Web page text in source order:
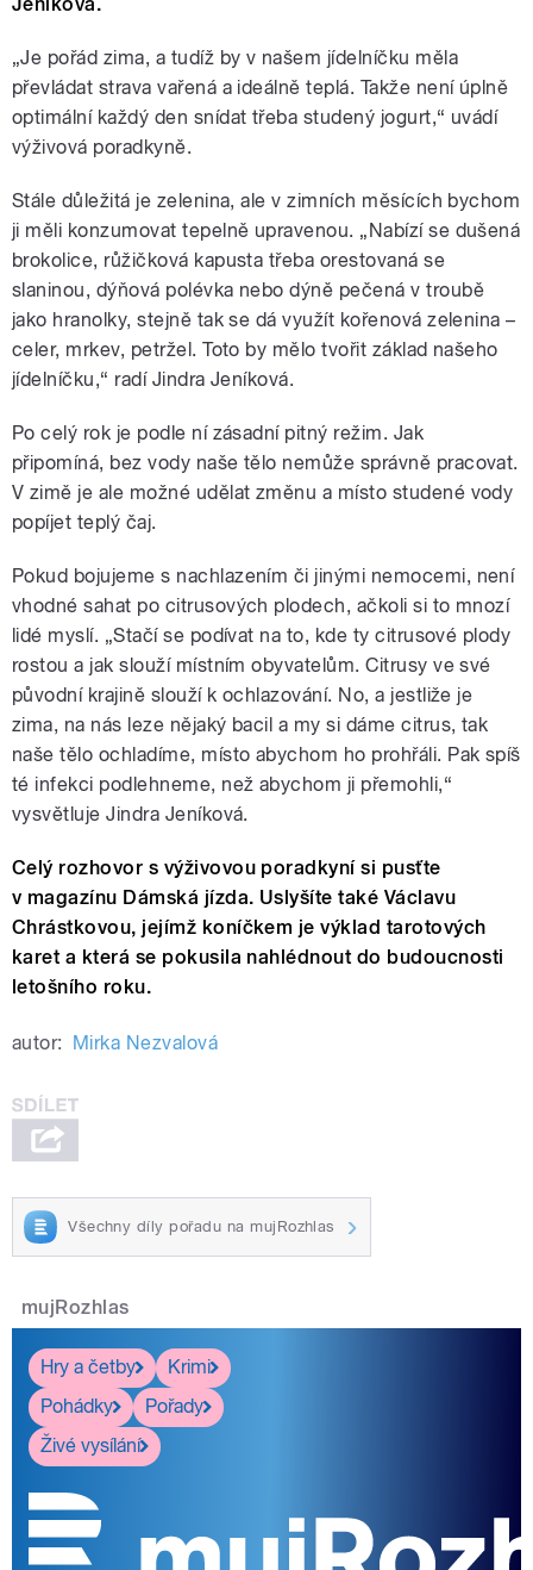
„Je pořád zima, a tudíž by v našem jídelníčku měla
převládat strava vařená a ideálně teplá. Takže není úplně
optimální každý den snídat třeba studený jogurt,“ uvádí
výživová poradkyně.
Stále důležitá je zelenina, ale v zimních měsících bychom
ji měli konzumovat tepelně upravenou. „Nabízí se dušená
brokolice, růžičková kapusta třeba orestovaná se
slaninou, dýňová polévka nebo dýně pečená v troubě
jako hranolky, stejně tak se dá využít kořenová zelenina –
celer, mrkev, petržel. Toto by mělo tvořit základ našeho
jídelníčku,“ radí Jindra Jeníková.
Po celý rok je podle ní zásadní pitný režim. Jak
připomíná, bez vody naše tělo nemůže správně pracovat.
V zimě je ale možné udělat změnu a místo studené vody
popíjet teplý čaj.
Pokud bojujeme s nachlazením či jinými nemocemi, není
vhodné sahat po citrusových plodech, ačkoli si to mnozí
lidé myslí. „Stačí se podívat na to, kde ty citrusové plody
rostou a jak slouží místním obyvatelům. Citrusy ve své
původní krajině slouží k ochlazování. No, a jestliže je
zima, na nás leze nějaký bacil a my si dáme citrus, tak
naše tělo ochladíme, místo abychom ho prohřáli. Pak spíš
té infekci podlehneme, než abychom ji přemohli,“
vysvětluje Jindra Jeníková.
Celý rozhovor s výživovou poradkyní si pusťte
v magazínu Dámská jízda. Uslyšíte také Václavu
Chrástkovou, jejímž koníčkem je výklad tarotových
karet a která se pokusila nahlédnout do budoucnosti
letošního roku.
autor: Mirka Nezvalová
Všechny díly pořadu na mujRozhlas
mujRozhlas
Hry a četby
Krimi
Pohádky
Pořady
Živé vysílání